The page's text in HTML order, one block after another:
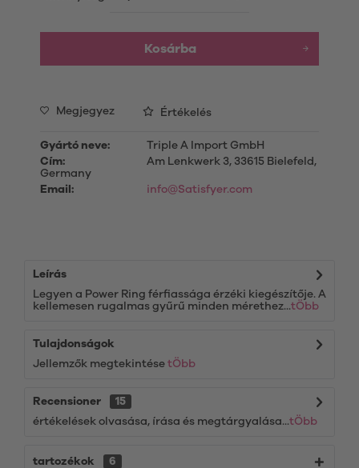
Kosárba
Megjegyez Értékelés
Gyártó neve:
Triple A Import GmbH
Cím:
Am Lenkwerk 3, 33615 Bielefeld,
Germany
Email:
info@Satisfyer.com
Leírás
Legyen a Power Ring férfiassága érzéki kiegészítője. A
kellemesen rugalmas gyűrű minden mérethez...tÖbb
Tulajdonságok
Jellemzők megtekintése tÖbb
Recensioner
15
értékelések olvasása, írása és megtárgyalása...tÖbb
tartozékok 6